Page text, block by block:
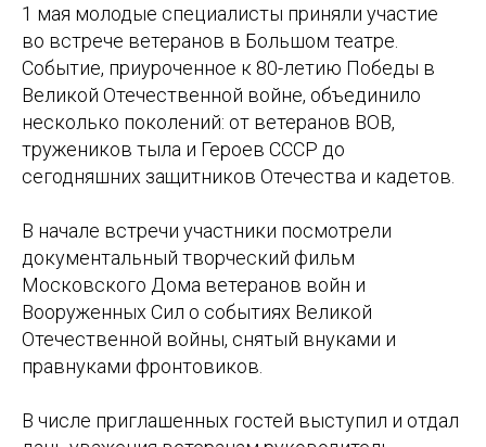
1 мая молодые специалисты приняли участие
во встрече ветеранов в Большом театре.
Событие, приуроченное к 80-летию Победы в
Великой Отечественной войне, объединило
несколько поколений: от ветеранов ВОВ,
тружеников тыла и Героев СССР до
сегодняшних защитников Отечества и кадетов.
В начале встречи участники посмотрели
документальный творческий фильм
Московского Дома ветеранов войн и
Вооруженных Сил о событиях Великой
Отечественной войны, снятый внуками и
правнуками фронтовиков.
В числе приглашенных гостей выступил и отдал